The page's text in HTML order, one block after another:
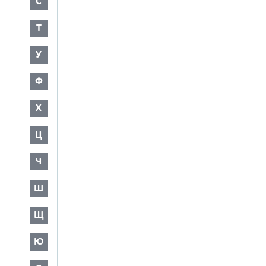
Т
У
Ф
Х
Ц
Ч
Ш
Щ
Ю